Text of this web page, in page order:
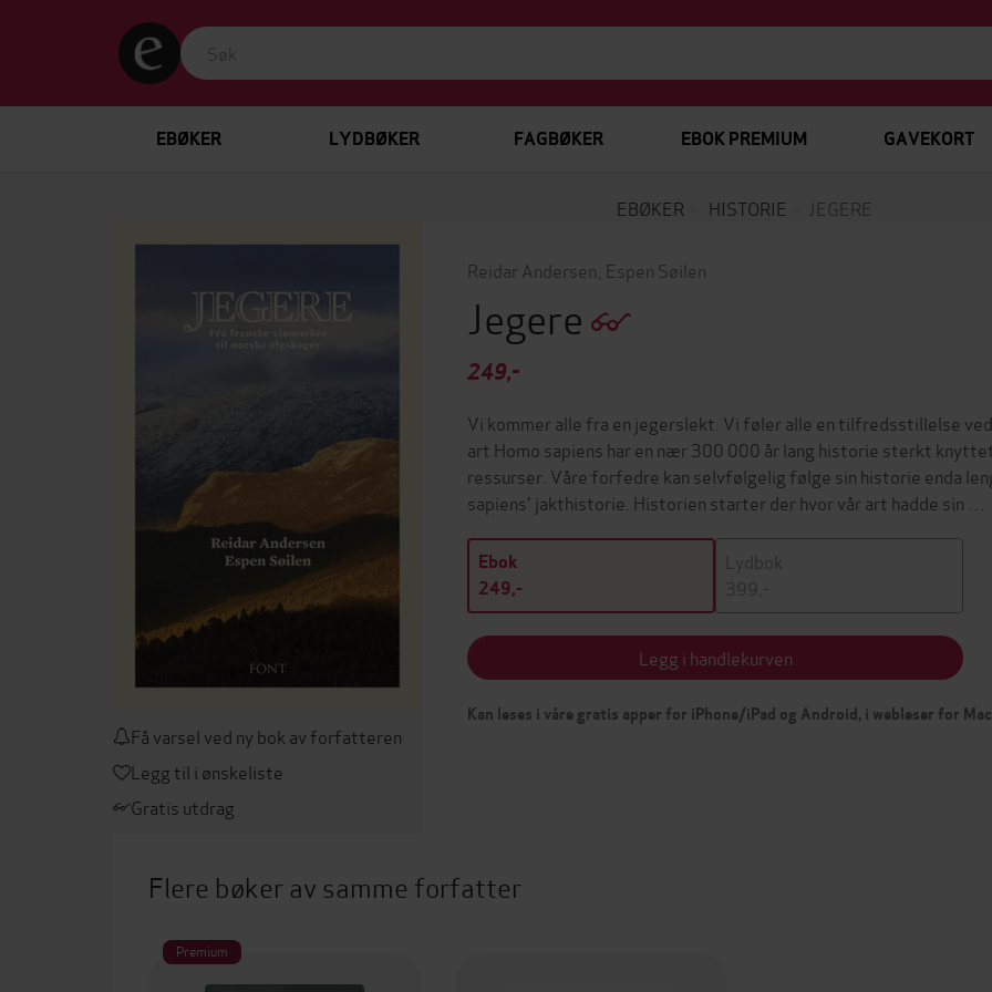
EBØKER LYDBØKER FAGBØKER EBOK PREMIUM GAVEKORT
EBØKER HISTORIE JEGERE
Få varsel ved ny bok av forfatteren
Legg til i ønskeliste
Gratis utdrag
Reidar Andersen Espen Søilen
Jegere
249,-
Vi kommer alle fra en jegerslekt. Vi føler alle en tilfredsstillelse
art Homo sapiens har en nær 300 000 år lang historie sterkt
ressurser. Våre forfedre kan selvfølgelig følge sin historie enda
sapiens' jakthistorie. Historien starter der hvor vår art hadde sin …
Ebok
249,-
Lydbok
399,-
Legg i handlekurven
Kan leses i våre gratis apper for iPhone/iPad og Android, i webleser for
Flere bøker av samme forfatter
Premium